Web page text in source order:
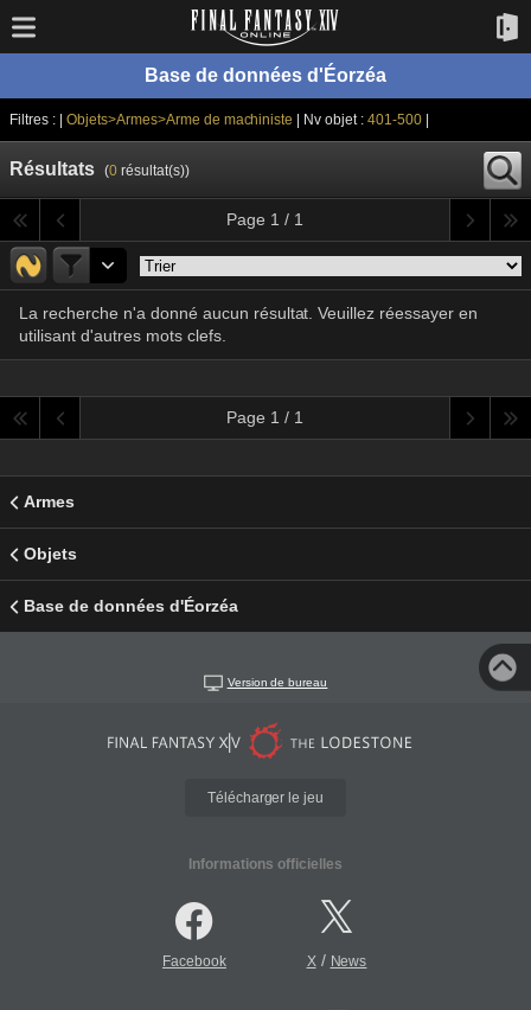
Base de données d'Éorzéa
Filtres : | Objets>Armes>Arme de machiniste | Nv objet :401-500
Résultats (0résultat(s))
Page 1 / 1
La recherche n'a donné aucun résultat. Veuillez réessayer en
utilisant d'autres mots clefs.
Page 1 / 1
Armes
Objets
Base de données d'Éorzéa
Version de bureau
Télécharger le jeu
Informations officielles
Facebook X/ News